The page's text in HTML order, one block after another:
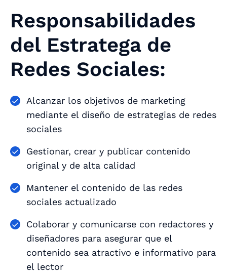
Responsabilidades
del Estratega de
Redes Sociales:
Alcanzar los objetivos de marketing
mediante el diseño de estrategias de redes
sociales
Gestionar, crear y publicar contenido
original y de alta calidad
Mantener el contenido de las redes
sociales actualizado
Colaborar y comunicarse con redactores y
diseñadores para asegurar que el
contenido sea atractivo e informativo para
el lector